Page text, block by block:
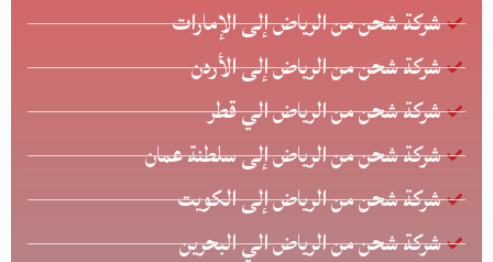
شركة شحن من الرياض إلى الإمارات
شركة شحن من الرياض إلى الأردن
شركة شحن من الرياض الي قطر
شركة شحن من الرياض إلى سلطنة عمان
شركة شحن من الرياض إلى الكويت
شركة شحن من الرياض الي البحرين